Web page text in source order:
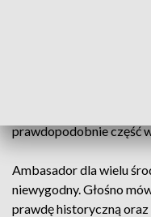
prawdopodobnie część
Ambasador dla wielu
niewygodny. Głośno
prawdę historyczną oraz